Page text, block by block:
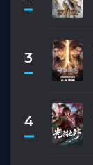
3
4